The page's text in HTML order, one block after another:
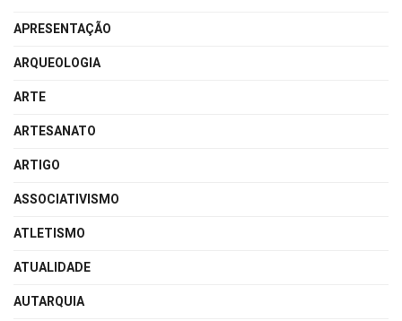
APRESENTAÇÃO
ARQUEOLOGIA
ARTE
ARTESANATO
ARTIGO
ASSOCIATIVISMO
ATLETISMO
ATUALIDADE
AUTARQUIA